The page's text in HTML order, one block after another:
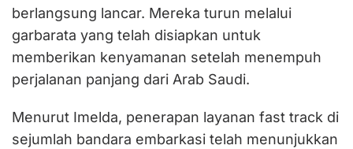
berlangsung lancar. Mereka turun melalui
garbarata yang telah disiapkan untuk
memberikan kenyamanan setelah menempuh
perjalanan panjang dari Arab Saudi.
Menurut Imelda, penerapan layanan fast track di
sejumlah bandara embarkasi telah menunjukkan